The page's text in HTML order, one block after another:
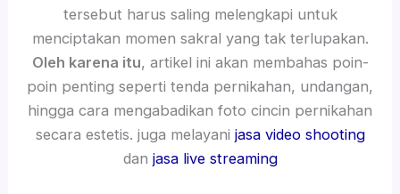
tersebut harus saling melengkapi untuk
menciptakan momen sakral yang tak terlupakan.
Oleh karena itu, artikel ini akan membahas poin-
poin penting seperti tenda pernikahan, undangan,
hingga cara mengabadikan foto cincin pernikahan
secara estetis. juga melayani jasa video shooting
dan jasa live streaming